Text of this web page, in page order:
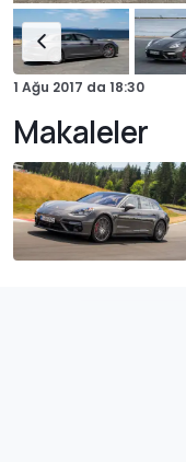
1 Ağu 2017 da 18:30
Makaleler